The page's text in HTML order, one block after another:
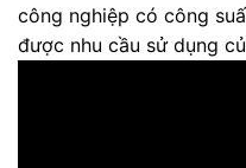
công nghiệp có công
được nhu cầu sử dụng